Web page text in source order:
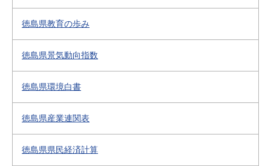
徳島県教育の歩み
徳島県景気動向指数
徳島県環境白書
徳島県産業連関表
徳島県県民経済計算